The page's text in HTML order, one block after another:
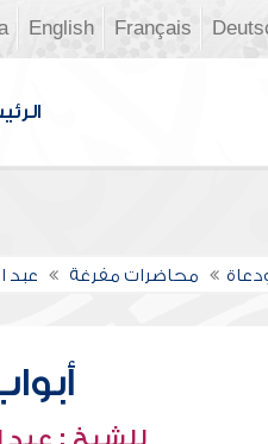
Français
English
محاضرات مفرغة عبد